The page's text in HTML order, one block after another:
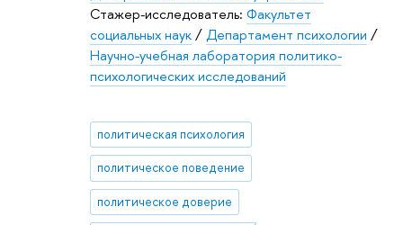
Стажер-исследователь: Факультет
социальных наук/Департамент психологии /
Научно-учебная лаборатория политико-
психологических исследований
политическая психология
политическое поведение
политическое доверие